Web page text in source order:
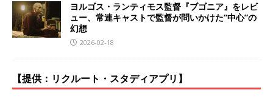
ヨルゴス・ランティモス監督『ブゴニア』をレビ
ュー、常連キャストで監督が問いかけた“中心”の
幻想
2026-02-18
【提供：リクルート・スタディアプリ】